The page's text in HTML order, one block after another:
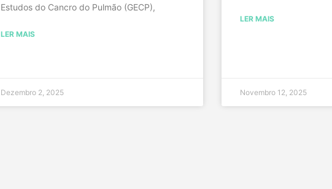
Estudos do Cancro do Pulmão (GECP),
LER MAIS
Dezembro 2, 2025
LER MAIS
Novembro 12, 2025